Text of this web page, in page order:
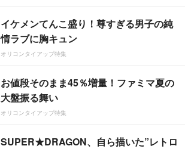
イケメンてんこ盛り！尊すぎる男子の純
情ラブに胸キュン
オリコンタイアップ特集
お値段そのまま45％増量！ファミマ夏の
大盤振る舞い
オリコンタイアップ特集
SUPER★DRAGON、自ら描いた”レトロ